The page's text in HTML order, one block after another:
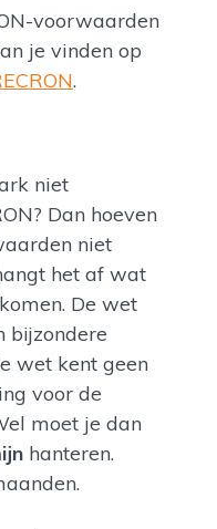
voorwaarden
je vinden op
.
niet
Dan hoeven
niet
het af wat
De wet
bijzondere
wet kent geen
voor de
moet je dan
hanteren.